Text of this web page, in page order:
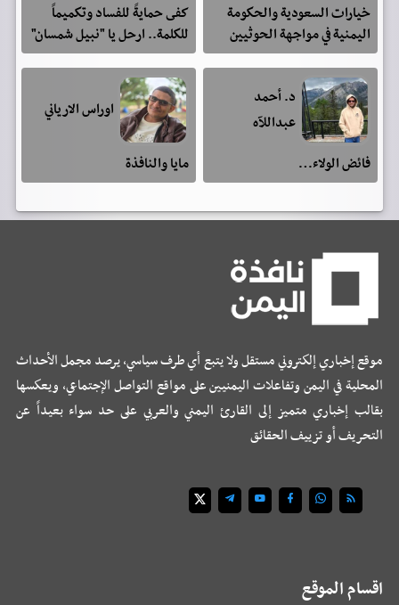
خيارات السعودية والحكومة
اليمنية في مواجهة الحوثيين
كفى حمايةً للفساد وتكميماً
للكلمة.. ارحل يا "نبيل شمسان"
د. أحمد
عبداللآه
فائض الولاء…
اوراس الارياني
مايا والنافذة
موقع إخباري إلكتروني مستقل ولا يتبع أي طرف سياسي، يرصد مجمل الأحداث
المحلية في اليمن وتفاعلات اليمنيين على مواقع التواصل الإجتماعي، ويعكسها
بقالب إخباري متميز إلى القارئ اليمني والعربي على حد سواء بعيداً عن
التحريف أو تزييف الحقائق
اقسام الموقع